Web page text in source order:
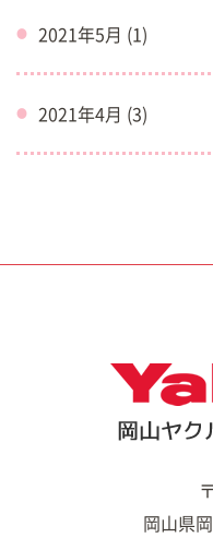
2021年5月 (1)
2021年4月 (3)
岡山県